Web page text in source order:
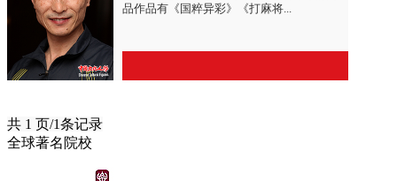
品作品有《国粹异彩》《打麻将...
共 1 页/1条记录
全球著名院校